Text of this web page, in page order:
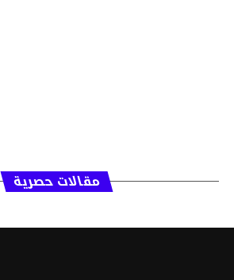
مقالات حصرية